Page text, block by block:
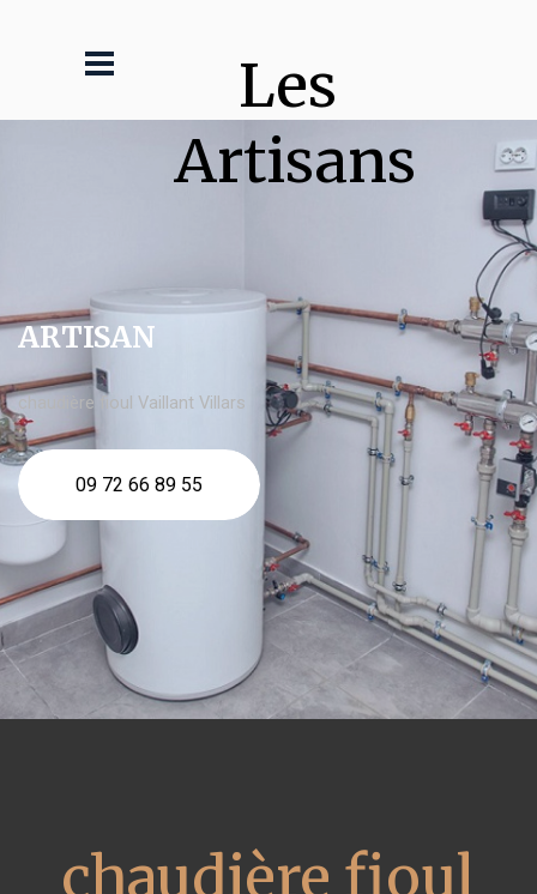
Les
Artisans
ARTISAN
chaudière fioul Vaillant Villars
09 72 66 89 55
chaudière fioul